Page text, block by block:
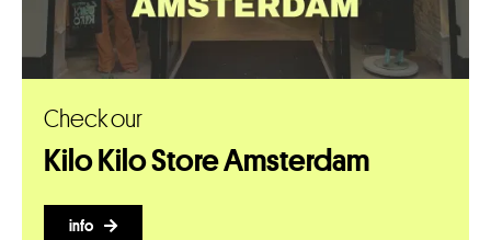
Check our
Kilo Kilo Store Amsterdam
info